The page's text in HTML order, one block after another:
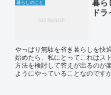
暮らしのこと
ド
やっぱり無駄を省き暮らしを快
始めたら、私にとってこれはス
方法を検討して答えが出るのが
ようにやっていることなのです